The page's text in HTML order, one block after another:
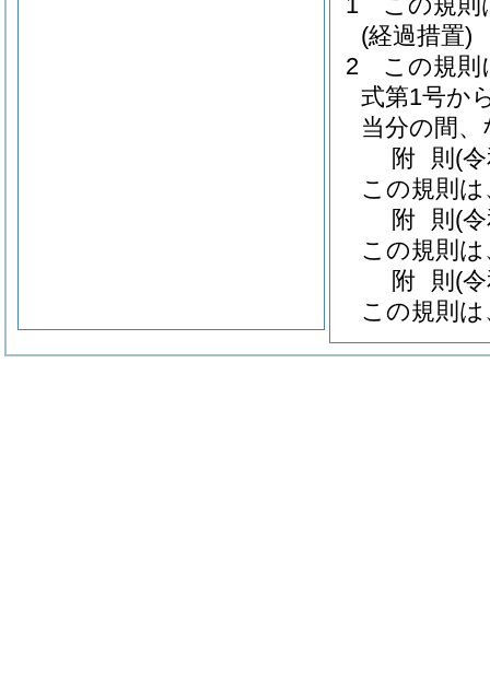
(経過措置)
2
この規則
式第1号か
当分の間
附 則 (
この規則
附 則 (
この規則
附 則 (
この規則